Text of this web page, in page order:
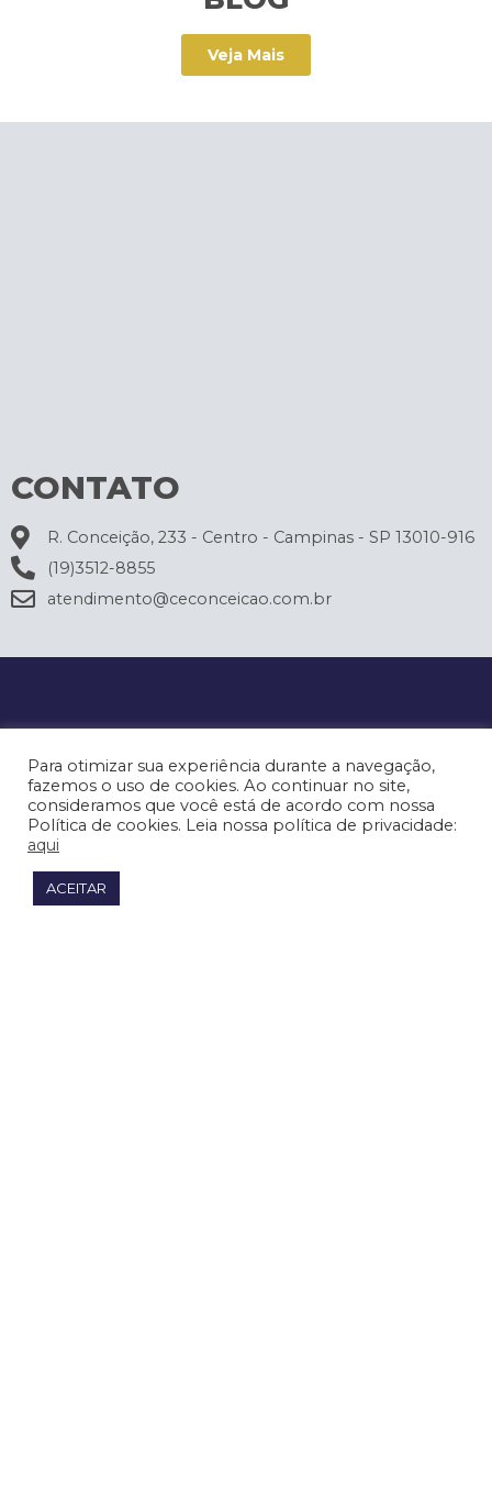
Veja Mais
CONTATO
R. Conceição, 233 - Centro - Campinas - SP 13010-916
(19)3512-8855
atendimento@ceconceicao.com.br
Para otimizar sua experiência durante a navegação,
fazemos o uso de cookies. Ao continuar no site,
consideramos que você está de acordo com nossa
Política de cookies. Leia nossa política de privacidade:
aqui
ACEITAR